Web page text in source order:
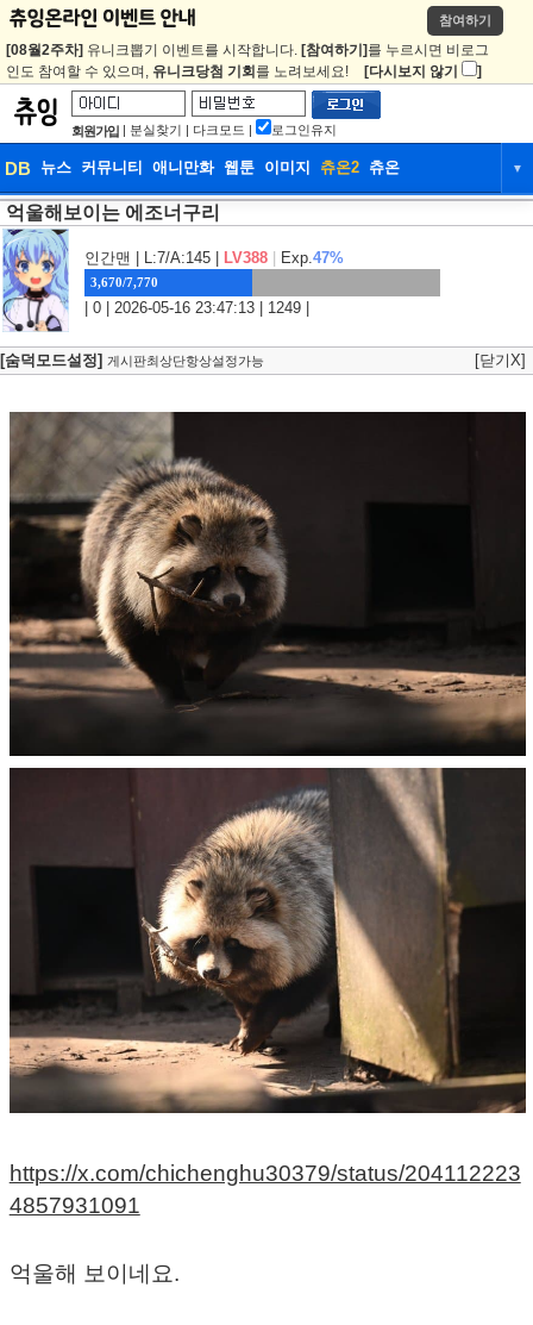
참여하기
[08월2주차] 유니크뽑기 이벤트를 시작합니다. [참여하기] 를 누르시면 비로그
인도 참여할 수 있으며, 유니크당첨 기회 를 노려보세요! [다시보지 않기 ]
회원가입 | 분실찾기 | 다크모드 | 로그인유지
DB 뉴스 커뮤니티 애니만화 웹툰 이미지 츄온2 츄온 ▼
DB 뉴스
웹툰 이미지 츄온2
억울해보이는 에조너구리
인간맨 | L:7/A:145 | LV388 Exp.47%
3,670/7,770
| 0 | 2026-05-16 23:47:13 | 1249 |
[숨덕모드설정] 게시판최상단항상설정가능 [닫기X]
https://x.com/chichenghu30379/status/204112223
4857931091
억울해 보이네요.